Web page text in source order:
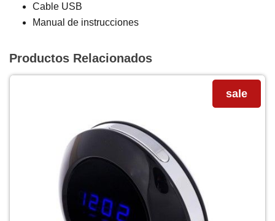
Cable USB
Manual de instrucciones
Productos Relacionados
sale